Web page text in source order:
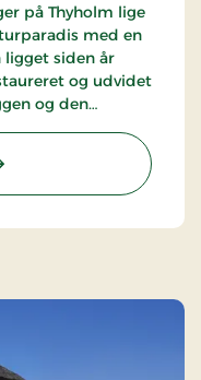
på Thyholm lige
med en
siden år
og udvidet
og den
Kro &